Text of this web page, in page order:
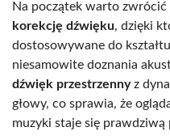
Na początek warto zwrócić
korekcję dźwięku, dzięki
dostosowywane do
niesamowite doznania
dźwięk przestrzennyz
głowy, co sprawia, że
muzyki staje się prawdziwą